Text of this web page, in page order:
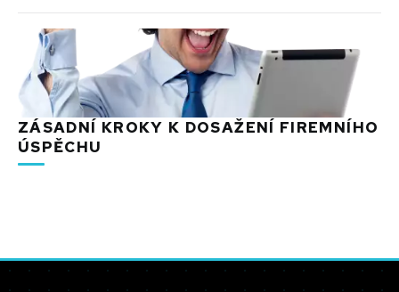
ZÁSADNÍ KROKY K DOSAŽENÍ FIREMNÍHO
ÚSPĚCHU